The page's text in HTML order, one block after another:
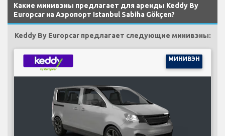
Какие минивэны предлагает для аренды Keddy By
Europcar на Аэропорт Istanbul Sabiha Gökçen?
Keddy By Europcar предлагает следующие минивэны:
МИНИВЭН